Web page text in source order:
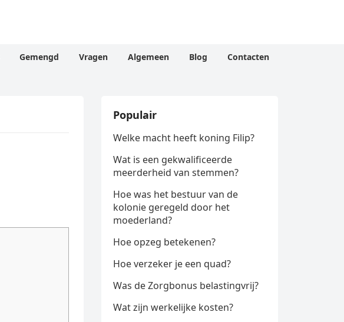
Gemengd Vragen Algemeen Blog Contacten
Populair
Welke macht heeft koning Filip?
Wat is een gekwalificeerde
meerderheid van stemmen?
Hoe was het bestuur van de
kolonie geregeld door het
moederland?
Hoe opzeg betekenen?
Hoe verzeker je een quad?
Was de Zorgbonus belastingvrij?
Wat zijn werkelijke kosten?